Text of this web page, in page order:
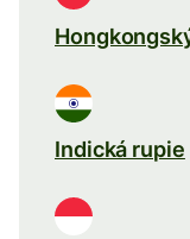
Indická rupie